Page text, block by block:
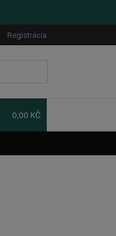
Registrácia
0,00 KČ